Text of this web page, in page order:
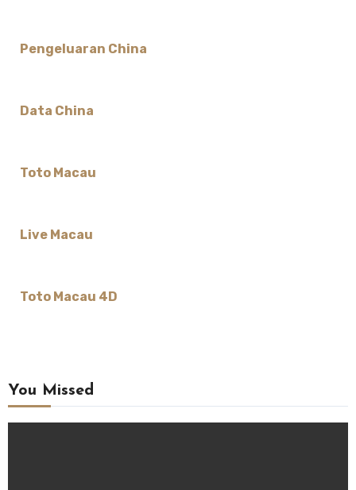
Pengeluaran China
Data China
Toto Macau
Live Macau
Toto Macau 4D
You Missed